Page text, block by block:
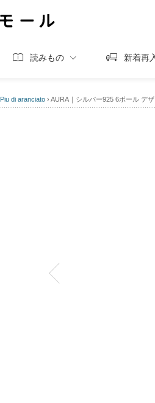
読みもの 新着再
Piu di aranciato › AURA｜シルバー925 6ボール デ